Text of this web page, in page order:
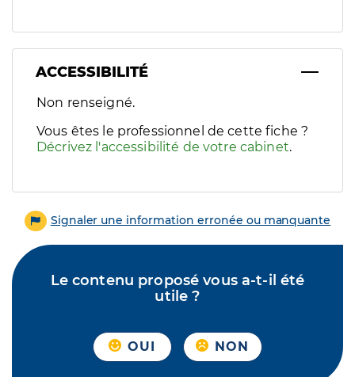
ACCESSIBILITÉ
Filtres
Sélectionnez un ou plusieurs handicaps/besoins
Non renseigné.
Vous êtes le professionnel de cette fiche ?
Décrivez l'accessibilité de votre cabinet.
Signaler une information erronée ou manquante
Le contenu proposé vous a-t-il été
utile ?
OUI NON